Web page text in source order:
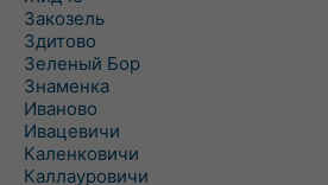
Закозель
Здитово
Зеленый Бор
Знаменка
Иваново
Ивацевичи
Каленковичи
Каллауровичи